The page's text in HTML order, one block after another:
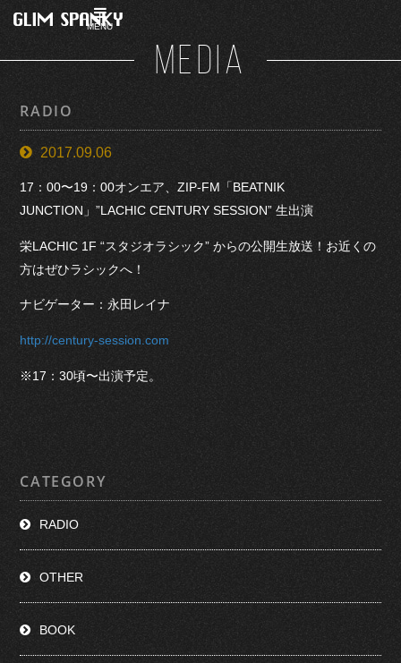
MENU
MEDIA
RADIO
2017.09.06
17：00〜19：00オンエア、ZIP-FM 「BEATNIK
JUNCTION 」”LACHIC CENTURY SESSION” 生出演
栄LACHIC 1 F “スタジオラシック” からの公開生放送！お近くの
方はぜひラシックへ！
ナビゲーター：永田レイナ
http://century-session.com
※17：30頃〜出演予定。
CATEGORY
RADIO
OTHER
BOOK